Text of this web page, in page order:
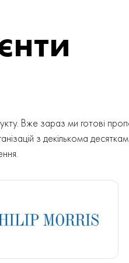
Вже зараз ми готові
з декількома